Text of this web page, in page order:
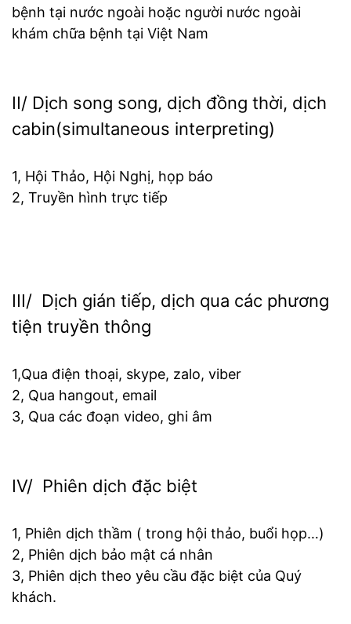
bệnh tại nước ngoài hoặc người nước ngoài
khám chữa bệnh tại Việt Nam
II/ Dịch song song, dịch đồng thời, dịch
cabin(simultaneous interpreting)
1, Hội Thảo, Hội Nghị, họp báo
2, Truyền hình trực tiếp
III/ Dịch gián tiếp, dịch qua các phương
tiện truyền thông
1,Qua điện thoại, skype, zalo, viber
2, Qua hangout, email
3, Qua các đoạn video, ghi âm
IV/ Phiên dịch đặc biệt
1, Phiên dịch thầm ( trong hội thảo, buổi họp…)
2, Phiên dịch bảo mật cá nhân
3, Phiên dịch theo yêu cầu đặc biệt của Quý
khách.